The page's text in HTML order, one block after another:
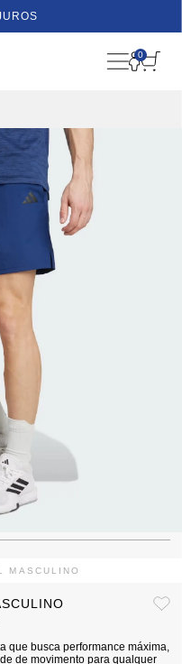
0
MASCULINO
que busca performance máxima,
de movimento para qualquer